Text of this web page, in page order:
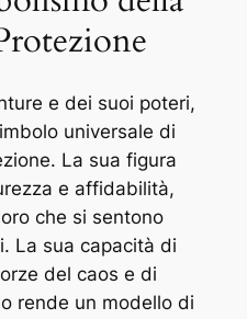
e dei suoi poteri,
universale di
La sua figura
e affidabilità,
che si sentono
La sua capacità di
del caos e di
rende un modello di